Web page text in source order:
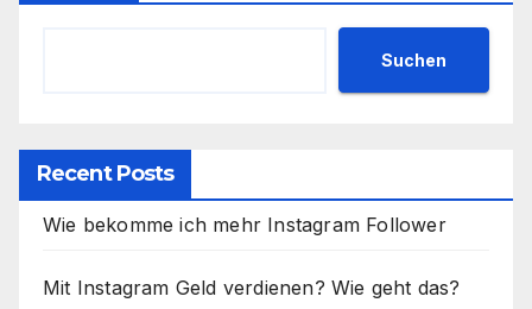
Suchen
Recent Posts
Wie bekomme ich mehr Instagram Follower
Mit Instagram Geld verdienen? Wie geht das?